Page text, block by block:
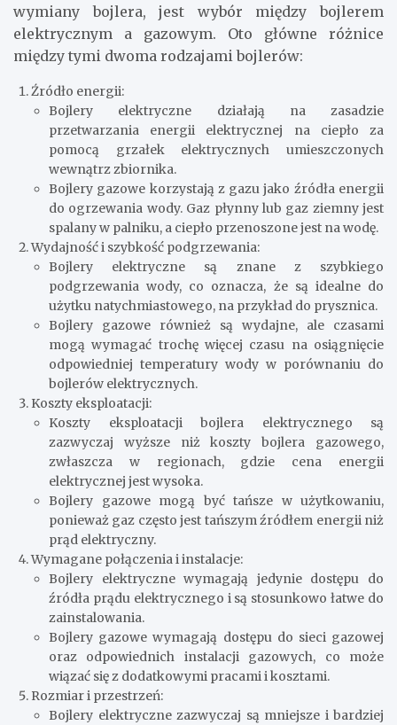
wymiany bojlera, jest wybór między bojlerem
elektrycznym a gazowym. Oto główne różnice
między tymi dwoma rodzajami bojlerów:
Źródło energii:
Bojlery elektryczne działają na zasadzie
przetwarzania energii elektrycznej na ciepło za
pomocą grzałek elektrycznych umieszczonych
wewnątrz zbiornika.
Bojlery gazowe korzystają z gazu jako źródła energii
do ogrzewania wody. Gaz płynny lub gaz ziemny jest
spalany w palniku, a ciepło przenoszone jest na wodę.
Wydajność i szybkość podgrzewania:
Bojlery elektryczne są znane z szybkiego
podgrzewania wody, co oznacza, że ​​są idealne do
użytku natychmiastowego, na przykład do prysznica.
Bojlery gazowe również są wydajne, ale czasami
mogą wymagać trochę więcej czasu na osiągnięcie
odpowiedniej temperatury wody w porównaniu do
bojlerów elektrycznych.
Koszty eksploatacji:
Koszty eksploatacji bojlera elektrycznego są
zazwyczaj wyższe niż koszty bojlera gazowego,
zwłaszcza w regionach, gdzie cena energii
elektrycznej jest wysoka.
Bojlery gazowe mogą być tańsze w użytkowaniu,
ponieważ gaz często jest tańszym źródłem energii niż
prąd elektryczny.
Wymagane połączenia i instalacje:
Bojlery elektryczne wymagają jedynie dostępu do
źródła prądu elektrycznego i są stosunkowo łatwe do
zainstalowania.
Bojlery gazowe wymagają dostępu do sieci gazowej
oraz odpowiednich instalacji gazowych, co może
wiązać się z dodatkowymi pracami i kosztami.
Rozmiar i przestrzeń:
Bojlery elektryczne zazwyczaj są mniejsze i bardziej